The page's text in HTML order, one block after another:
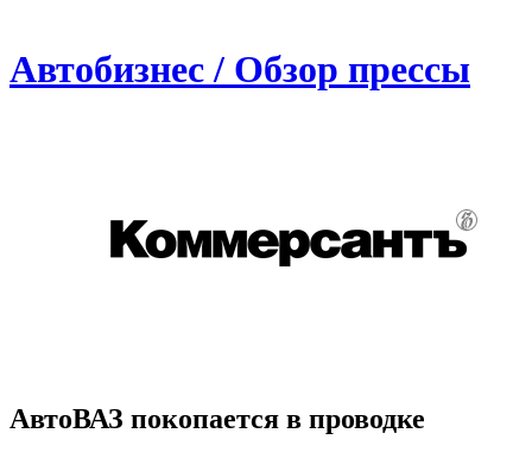
Автобизнес / Обзор прессы
АвтоВАЗ покопается в проводке